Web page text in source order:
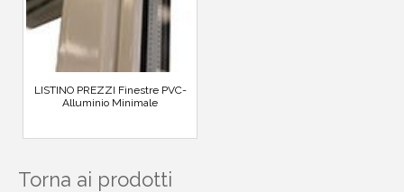
LISTINO PREZZI Finestre PVC-
Alluminio Minimale
Torna ai prodotti